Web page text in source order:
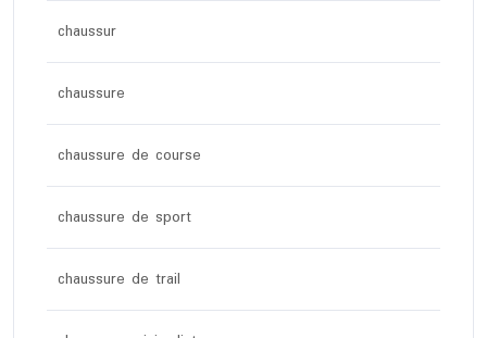
chaussur
chaussure
chaussure de course
chaussure de sport
chaussure de trail